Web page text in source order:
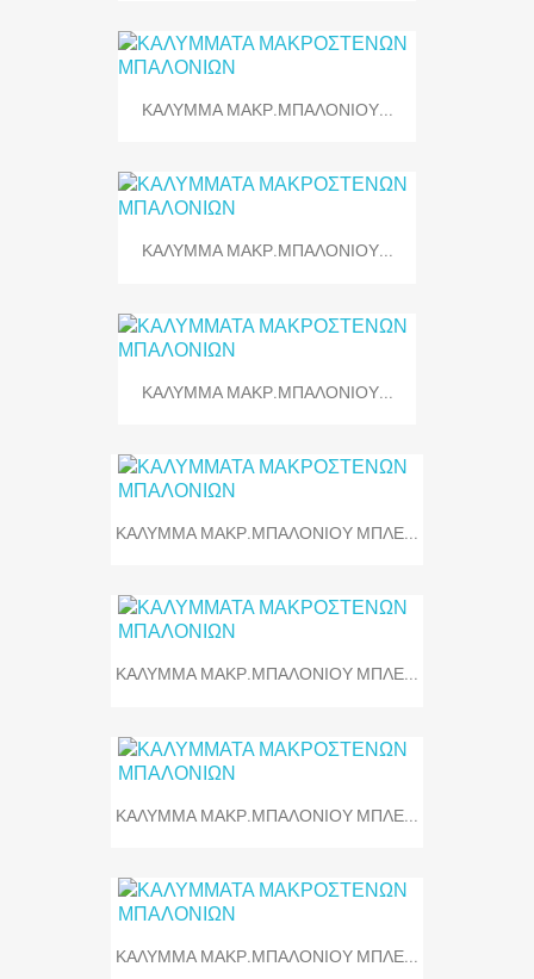
ΚΑΛΥΜΜΑ ΜΑΚΡ.ΜΠΑΛΟΝΙΟΥ...
ΚΑΛΥΜΜΑ ΜΑΚΡ.ΜΠΑΛΟΝΙΟΥ...
ΚΑΛΥΜΜΑ ΜΑΚΡ.ΜΠΑΛΟΝΙΟΥ...
ΚΑΛΥΜΜΑ ΜΑΚΡ.ΜΠΑΛΟΝΙΟΥ ΜΠΛΕ...
ΚΑΛΥΜΜΑ ΜΑΚΡ.ΜΠΑΛΟΝΙΟΥ ΜΠΛΕ...
ΚΑΛΥΜΜΑ ΜΑΚΡ.ΜΠΑΛΟΝΙΟΥ ΜΠΛΕ...
ΚΑΛΥΜΜΑ ΜΑΚΡ.ΜΠΑΛΟΝΙΟΥ ΜΠΛΕ...